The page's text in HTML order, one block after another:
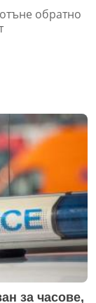
обратно
за часове,